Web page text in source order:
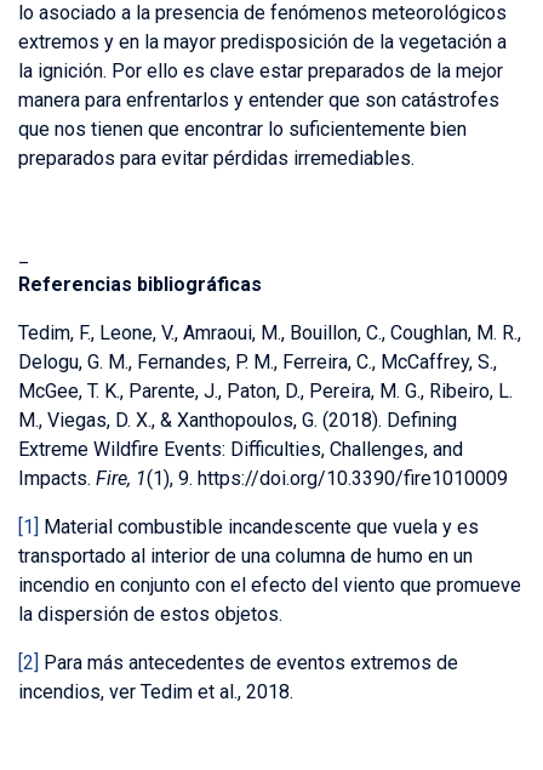
lo asociado a la presencia de fenómenos meteorológicos
extremos y en la mayor predisposición de la vegetación a
la ignición. Por ello es clave estar preparados de la mejor
manera para enfrentarlos y entender que son catástrofes
que nos tienen que encontrar lo suficientemente bien
preparados para evitar pérdidas irremediables.
Referencias bibliográficas
Tedim, F., Leone, V., Amraoui, M., Bouillon, C., Coughlan, M. R.,
Delogu, G. M., Fernandes, P. M., Ferreira, C., McCaffrey, S.,
McGee, T. K., Parente, J., Paton, D., Pereira, M. G., Ribeiro, L.
M., Viegas, D. X., & Xanthopoulos, G. (2018). Defining
Extreme Wildfire Events: Difficulties, Challenges, and
Impacts. Fire, 1(1), 9. https://doi.org/10.3390/fire1010009
[1] Material combustible incandescente que vuela y es
transportado al interior de una columna de humo en un
incendio en conjunto con el efecto del viento que promueve
la dispersión de estos objetos.
[2] Para más antecedentes de eventos extremos de
incendios, ver Tedim et al., 2018.